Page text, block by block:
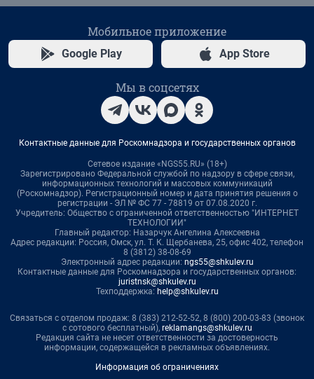
Мобильное приложение
Google Play App Store
Мы в соцсетях
Контактные данные для Роскомнадзора и государственных органов
Сетевое издание «NGS55.RU» (18+)
Зарегистрировано Федеральной службой по надзору в сфере связи,
информационных технологий и массовых коммуникаций
(Роскомнадзор). Регистрационный номер и дата принятия решения о
регистрации - ЭЛ № ФС 77 - 78819 от 07.08.2020 г.
Учредитель: Общество с ограниченной ответственностью "ИНТЕРНЕТ
ТЕХНОЛОГИИ"
Главный редактор: Назарчук Ангелина Алексеевна
Адрес редакции: Россия, Омск, ул. Т. К. Щербанева, 25, офис 402, телефон
8 (3812) 38-08-69
Электронный адрес редакции: ngs55@shkulev.ru
Контактные данные для Роскомнадзора и государственных органов:
juristnsk@shkulev.ru
Техподдержка: help@shkulev.ru
Связаться с отделом продаж: 8 (383) 212-52-52, 8 (800) 200-03-83 (звонок
с сотового бесплатный), reklamangs@shkulev.ru
Редакция сайта не несет ответственности за достоверность
информации, содержащейся в рекламных объявлениях.
Информация об ограничениях